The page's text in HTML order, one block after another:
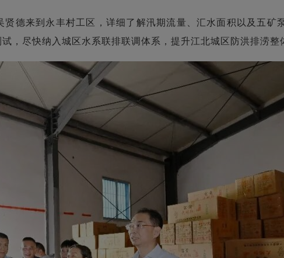
德来到永丰村工区，详细了解汛期流量、汇水面积以及五矿
，尽快纳入城区水系联排联调体系，提升江北城区防洪排涝整